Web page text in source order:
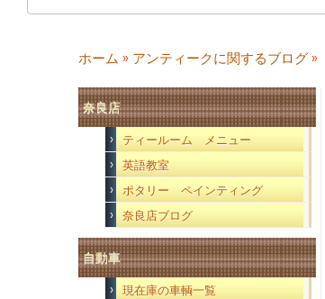
索:
ホーム » アンティークに関するブログ»
奈良店
ティールーム メニュー
英語教室
ポタリー ペインティング
奈良店ブログ
自動車
現在庫の車輌一覧